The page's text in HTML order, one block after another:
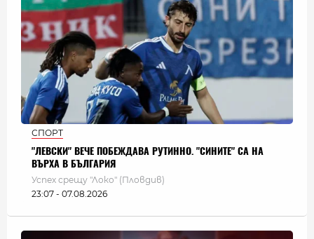
СПОРТ
"ЛЕВСКИ" ВЕЧЕ ПОБЕЖДАВА РУТИННО. "СИНИТЕ" СА НА
ВЪРХА В БЪЛГАРИЯ
Успех срещу "Локо" (Пловдив)
23:07 - 07.08.2026